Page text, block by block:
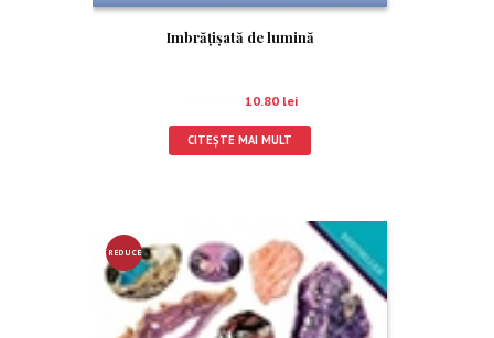
Imbrăţişată de lumină
10.80 lei
CITEȘTE MAI MULT
REDUCE
RE!